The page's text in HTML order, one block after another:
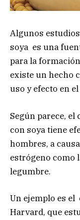
Algunos
soya es una
para la
existe un hecho
uso y efecto en
Según parece,
con soya tiene
hombres, a
estrógeno como
legumbre.
Un ejemplo es el
Harvard, que